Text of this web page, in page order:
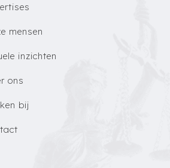
mensen
inzichten
ons
bij